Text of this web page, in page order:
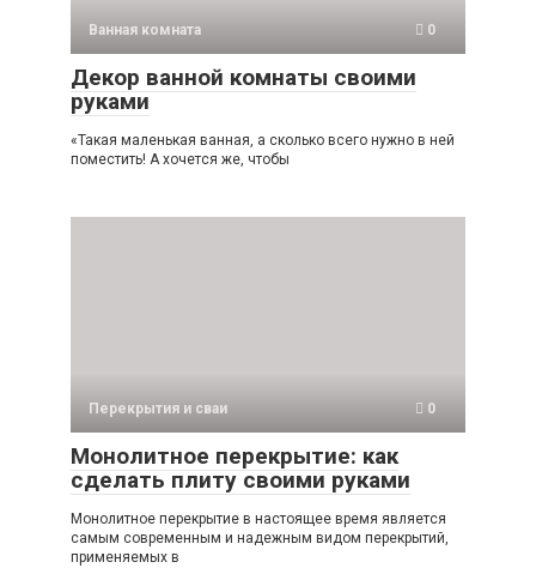
Ванная комната 0
Декор ванной комнаты своими
руками
«Такая маленькая ванная, а сколько всего нужно в ней
поместить! А хочется же, чтобы
Перекрытия и сваи 0
Монолитное перекрытие: как
сделать плиту своими руками
Монолитное перекрытие в настоящее время является
самым современным и надежным видом перекрытий,
применяемых в